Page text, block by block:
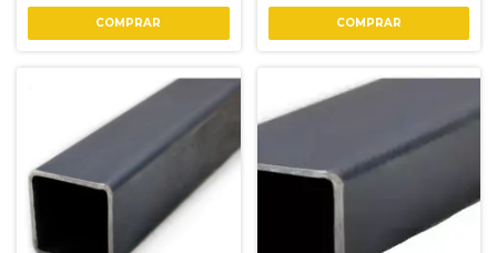
COMPRAR COMPRAR